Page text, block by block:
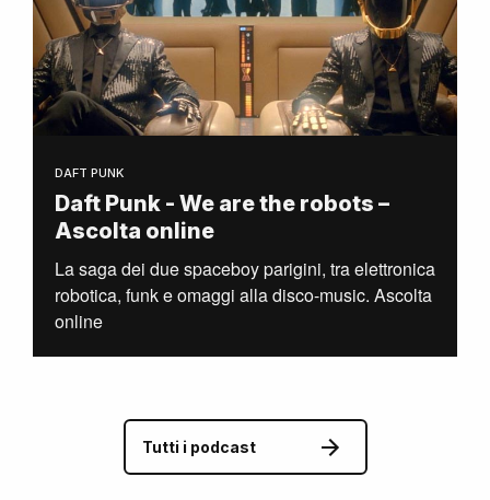
DAFT PUNK
Daft Punk - We are the robots –
Ascolta online
La saga dei due spaceboy parigini, tra elettronica
robotica, funk e omaggi alla disco-music. Ascolta
online
Tutti i podcast